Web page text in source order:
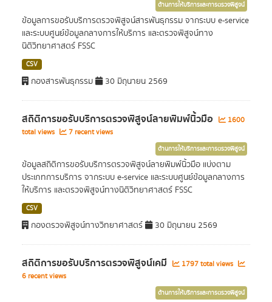
ด้านการให้บริการและการตรวจพิสูจน์
ข้อมูลการขอรับบริการตรวจพิสูจน์สารพันธุกรรม จากระบบ e-service
และระบบศูนย์ข้อมูลกลางการให้บริการ และตรวจพิสูจน์ทาง
นิติวิทยาศาสตร์ FSSC
CSV
กองสารพันธุกรรม 30 มิถุนายน 2569
สถิติการขอรับบริการตรวจพิสูจน์ลายพิมพ์นิ้วมือ
1600
total views
7 recent views
ด้านการให้บริการและการตรวจพิสูจน์
ข้อมูลสถิติการขอรับบริการตรวจพิสูจน์ลายพิมพ์นิ้วมือ แบ่งตาม
ประเภทการบริการ จากระบบ e-service และระบบศูนย์ข้อมูลกลางการ
ให้บริการ และตรวจพิสูจน์ทางนิติวิทยาศาสตร์ FSSC
CSV
กองตรวจพิสูจน์ทางวิทยาศาสตร์ 30 มิถุนายน 2569
สถิติการขอรับบริการตรวจพิสูจน์เคมี
1797 total views
6 recent views
ด้านการให้บริการและการตรวจพิสูจน์